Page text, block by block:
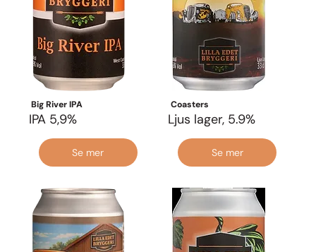
Big River IPA
IPA 5,9%
Se mer
Coasters
Ljus lager, 5.9%
Se mer